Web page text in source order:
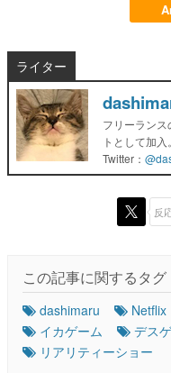
ライター
フリーラン
トとして加
Twitter：
反
この記事に関するタグ
dashimaru Netflix
イカゲーム
デス
リアリティーショー